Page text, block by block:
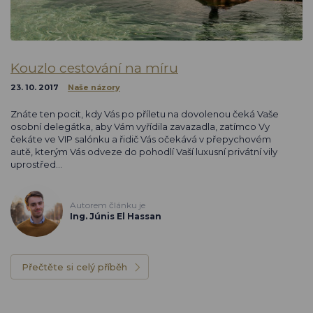
Kouzlo cestování na míru
23. 10. 2017 Naše názory
Znáte ten pocit, kdy Vás po příletu na dovolenou čeká Vaše
osobní delegátka, aby Vám vyřídila zavazadla, zatímco Vy
čekáte ve VIP salónku a řidič Vás očekává v přepychovém
autě, kterým Vás odveze do pohodlí Vaší luxusní privátní vily
uprostřed…
Autorem článku je
Ing. Júnis El Hassan
Přečtěte si celý příběh